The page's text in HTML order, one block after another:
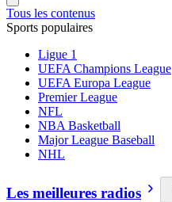
Tous les contenus
Sports populaires
Ligue 1
UEFA Champions League
UEFA Europa League
Premier League
NFL
NBA Basketball
Major League Baseball
NHL
Les meilleures radios